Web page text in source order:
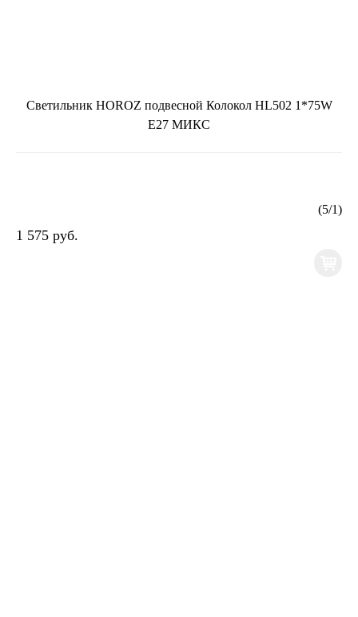
Светильник HOROZ подвесной Колокол HL502 1*75W
Е27 МИКС
(5/1)
1 575 руб.